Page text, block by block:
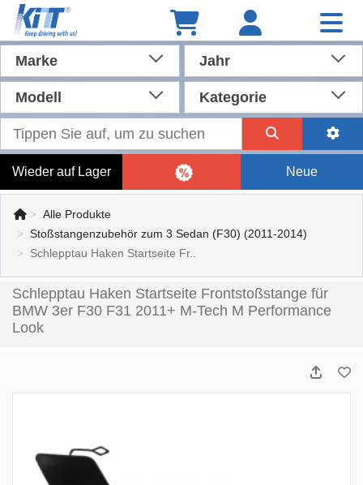
Marke Jahr
Modell Kategorie
Wieder auf Lager Neue
Alle Produkte
Stoßstangenzubehör zum 3 Sedan (F30) (2011-2014)
Schlepptau Haken Startseite Fr..
Schlepptau Haken Startseite Frontstoßstange für
BMW 3er F30 F31 2011+ M-Tech M Performance
Look